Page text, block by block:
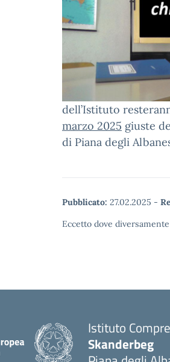
dell’Istituto
marzo 2025 giuste
di Piana degli
Pubblicato: 27.02.2025 -
Eccetto dove
Istituto
Skanderbeg